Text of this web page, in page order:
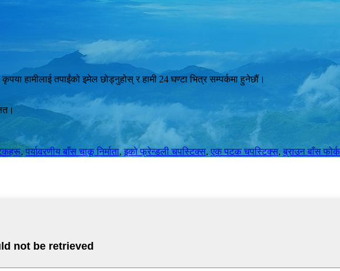
हामीलाई तपाईंको इमेल छोड्नुहोस् र हामी 24 घण्टा भित्र सम्पर्कमा हुनेछौं।
,पर्यावरणीय बाँस चाकू निर्माता,इको फ्रेन्डली चपस्टिक्स, एक पटक चपस्टिक्स,ब्राउन बाँस फोर्क